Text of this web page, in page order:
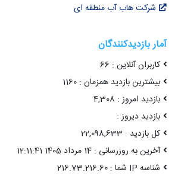
شرکت هاب آب منطقه ای
آمار بازدیدکنندگان
کاربران آنلاین : 66
بیشترین بازدید همزمان : 1160
بازدید امروز : 4,308
بازدید دیروز :
کل بازدید : 22,098,633
آخرین به روزرسانی : 14 مرداد 1405 12:11:41
شناسه IP شما : 216.73.216.60